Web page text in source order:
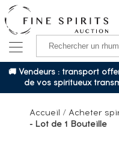
🚚 Vendeurs : transport
de vos spiritueux
Accueil / Acheter
- Lot de 1 Bouteille